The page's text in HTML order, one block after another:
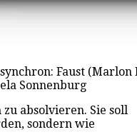
Faust
Sonnenburg
absolvieren. Sie soll
sondern wie